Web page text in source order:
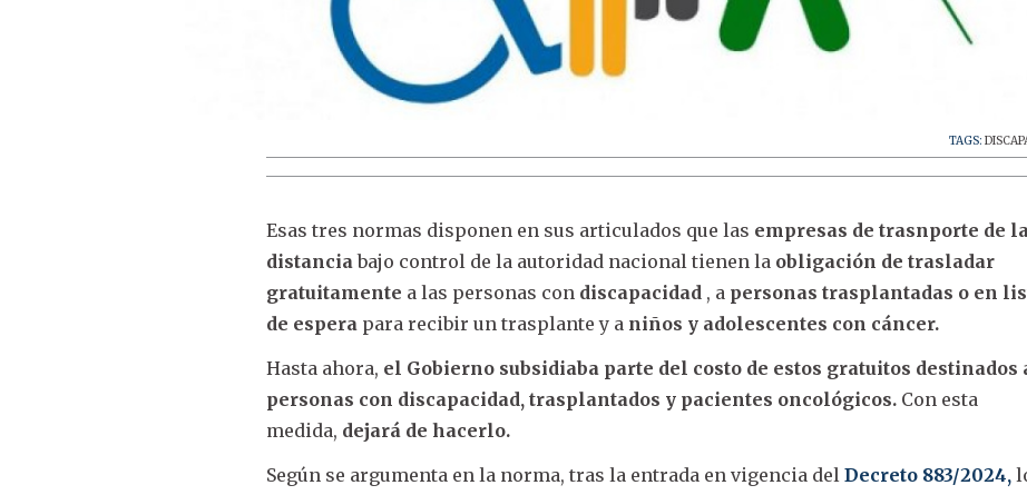
TAGS:
Esas tres normas disponen en sus articulados que las empresas de trasnporte de
distancia bajo control de la autoridad nacional tienen la obligación de trasladar
gratuitamente a las personas con discapacidad , a personas trasplantadas o en
de espera para recibir un trasplante y a niños y adolescentes con cáncer.
Hasta ahora, el Gobierno subsidiaba parte del costo de estos gratuitos destinados
personas con discapacidad, trasplantados y pacientes oncológicos. Con esta
medida, dejará de hacerlo.
Según se argumenta en la norma, tras la entrada en vigencia delDecreto 883/2024,